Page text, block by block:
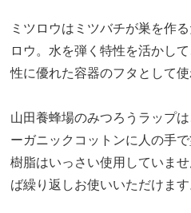
ミツロウはミツバチが巣を作
ロウ。水を弾く特性を活かし
性に優れた容器のフタとして使
山田養蜂場のみつろうラップ
ーガニックコットンに人の手
樹脂はいっさい使用していま
ば繰り返しお使いいただけます